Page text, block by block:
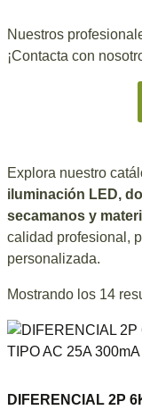
Nuestros
¡Contacta con
Explora nuestro
iluminación LED,
secamanos y
calidad profesional,
personalizada.
Mostrando los 14
DIFERENCIAL 2P